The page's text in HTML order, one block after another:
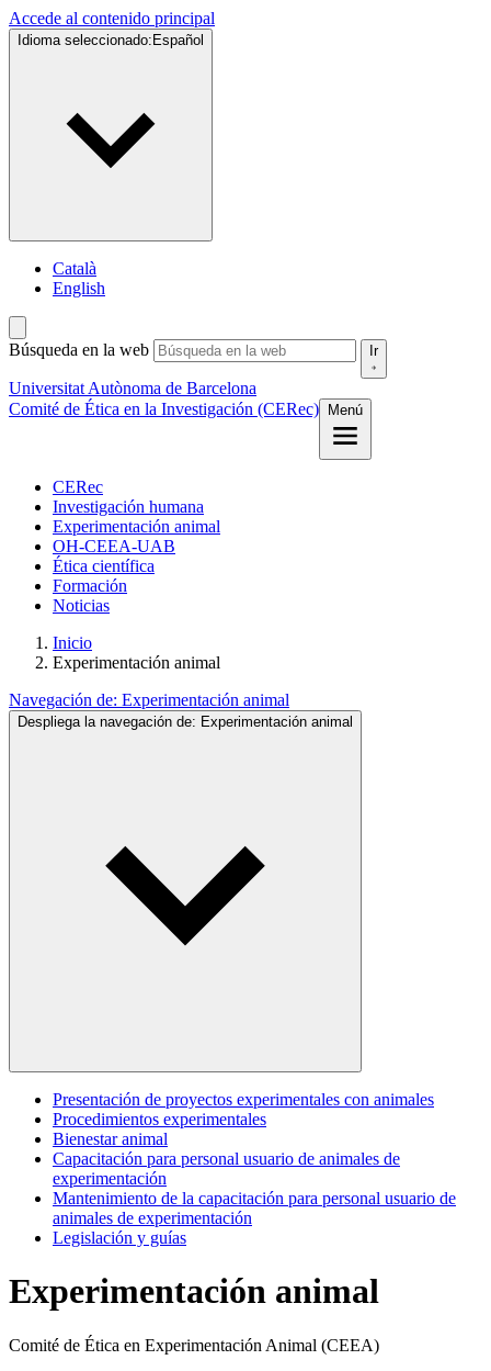
Accede al contenido principal
Idioma seleccionado: Español
Català
English
Búsqueda en la web Ir
Universitat Autònoma de Barcelona
Comité de Ética en la Investigación (CERec)
Menú
CERec
Investigación humana
Experimentación animal
OH-CEEA-UAB
Ética científica
Formación
Noticias
Inicio
Experimentación animal
Navegación de: Experimentación animal
Despliega la navegación de: Experimentación animal
Presentación de proyectos experimentales con animales
Procedimientos experimentales
Bienestar animal
Capacitación para personal usuario de animales de
experimentación
Mantenimiento de la capacitación para personal usuario de
animales de experimentación
Legislación y guías
Experimentación animal
Comité de Ética en Experimentación Animal (CEEA)